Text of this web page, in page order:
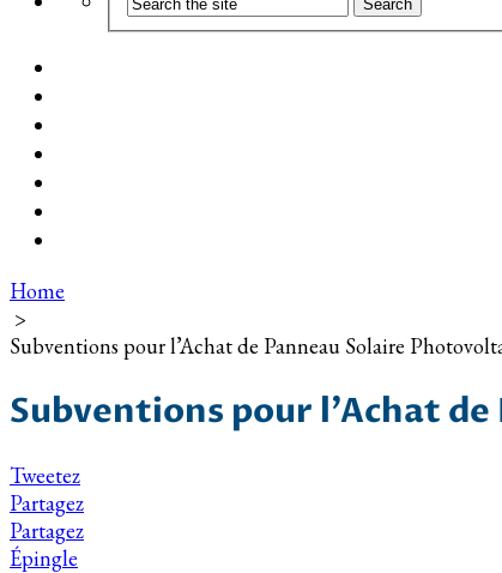
Home
>
Subventions pour l’Achat de Panneau Solaire
Subventions pour l’Achat
Tweetez
Partagez
Partagez
Épingle